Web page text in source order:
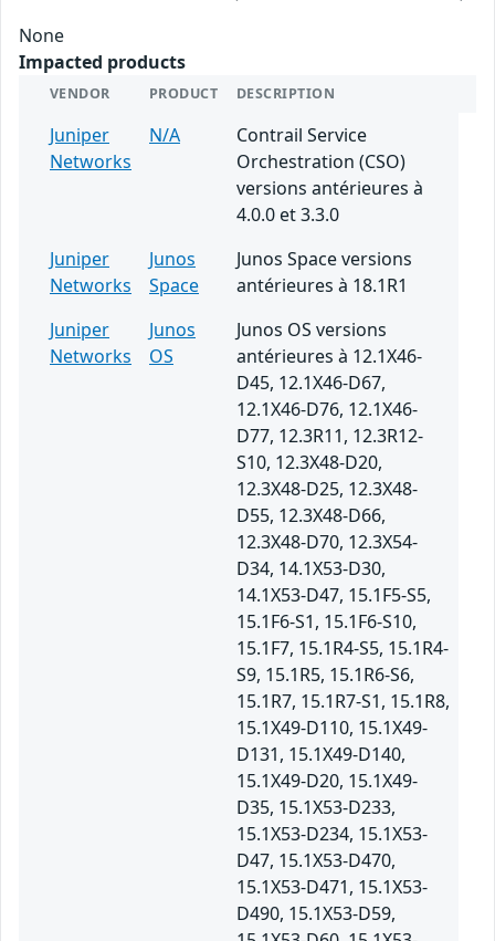
None
Impacted products
VENDOR PRODUCT DESCRIPTION
Juniper
Networks
N/A
Contrail Service
Orchestration (CSO)
versions antérieures à
4.0.0 et 3.3.0
Juniper
Networks
Junos
Space
Junos Space versions
antérieures à 18.1R1
Juniper
Networks
Junos
OS
Junos OS versions
antérieures à 12.1X46-
D45, 12.1X46-D67,
12.1X46-D76, 12.1X46-
D77, 12.3R11, 12.3R12-
S10, 12.3X48-D20,
12.3X48-D25, 12.3X48-
D55, 12.3X48-D66,
12.3X48-D70, 12.3X54-
D34, 14.1X53-D30,
14.1X53-D47, 15.1F5-S5,
15.1F6-S1, 15.1F6-S10,
15.1F7, 15.1R4-S5, 15.1R4-
S9, 15.1R5, 15.1R6-S6,
15.1R7, 15.1R7-S1, 15.1R8,
15.1X49-D110, 15.1X49-
D131, 15.1X49-D140,
15.1X49-D20, 15.1X49-
D35, 15.1X53-D233,
15.1X53-D234, 15.1X53-
D47, 15.1X53-D470,
15.1X53-D471, 15.1X53-
D490, 15.1X53-D59,